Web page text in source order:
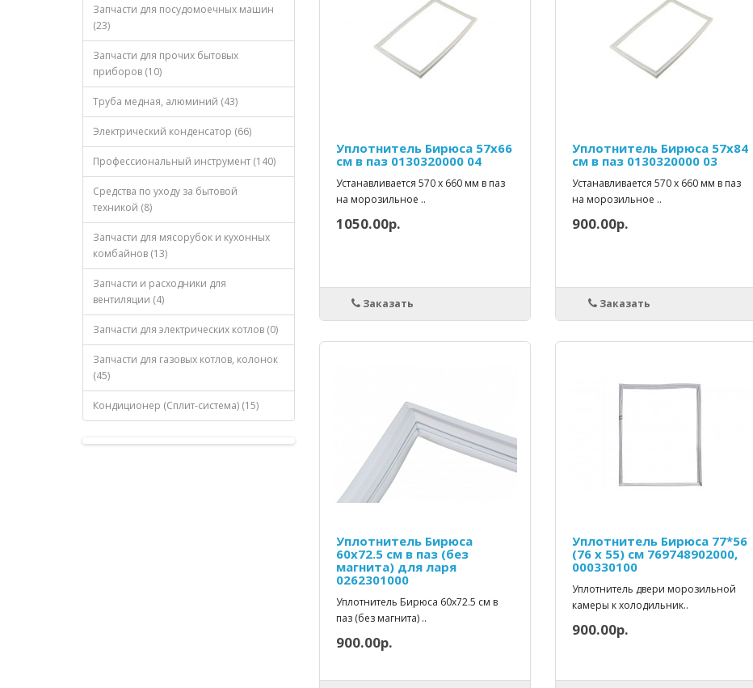
Запчасти для посудомоечных машин
(23)
Запчасти для прочих бытовых
приборов (10)
Труба медная, алюминий (43)
Электрический конденсатор (66)
Профессиональный инструмент (140)
Средства по уходу за бытовой
техникой (8)
Запчасти для мясорубок и кухонных
комбайнов (13)
Запчасти и расходники для
вентиляции (4)
Запчасти для электрических котлов (0)
Запчасти для газовых котлов, колонок
(45)
Кондиционер (Сплит-система) (15)
Уплотнитель Бирюса 57х66
см в паз 0130320000 04
Устанавливается 570 x 660 мм в паз
на морозильное ..
1050.00р.
Заказать
Уплотнитель Бирюса 57х84
см в паз 0130320000 03
Устанавливается 570 x 660 мм в паз
на морозильное ..
900.00р.
Заказать
Уплотнитель Бирюса
60х72.5 см в паз (без
магнита) для ларя
0262301000
Уплотнитель Бирюса 60х72.5 см в
паз (без магнита) ..
900.00р.
Уплотнитель Бирюса 77*56
(76 x 55) см 769748902000,
000330100
Уплотнитель двери морозильной
камеры к холодильник..
900.00р.